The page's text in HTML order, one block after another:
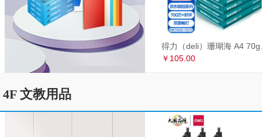
￥105.00
4F 文教用品